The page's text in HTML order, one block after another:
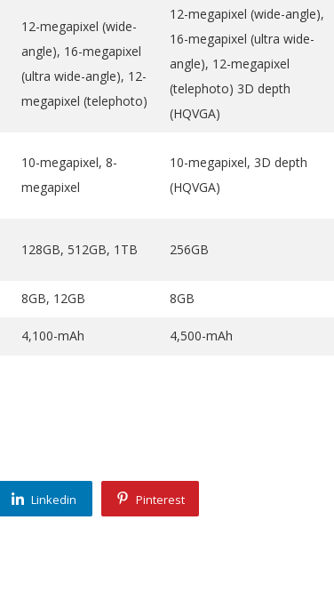
12-megapixel (wide-
angle), 16-megapixel
(ultra wide-angle), 12-
megapixel (telephoto)
12-megapixel (wide-angle),
16-megapixel (ultra wide-
angle), 12-megapixel
(telephoto) 3D depth
(HQVGA)
10-megapixel, 8-
megapixel
10-megapixel, 3D depth
(HQVGA)
128GB, 512GB, 1TB 256GB
8GB, 12GB 8GB
4,100-mAh 4,500-mAh
Linkedin Pinterest
Sefirin Kizi doživljava veliku kritiku!